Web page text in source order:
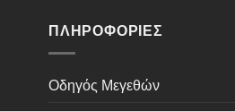
ΠΛΗΡΟΦΟΡΊΕΣ
Οδηγός Μεγεθών